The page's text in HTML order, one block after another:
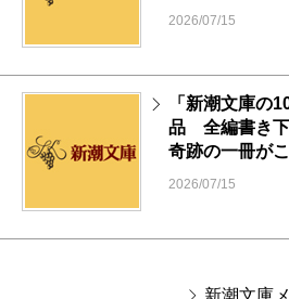
2026/07/15
「新潮文庫の
品 全編書き下
奇跡の一冊が
2026/07/15
新潮文庫